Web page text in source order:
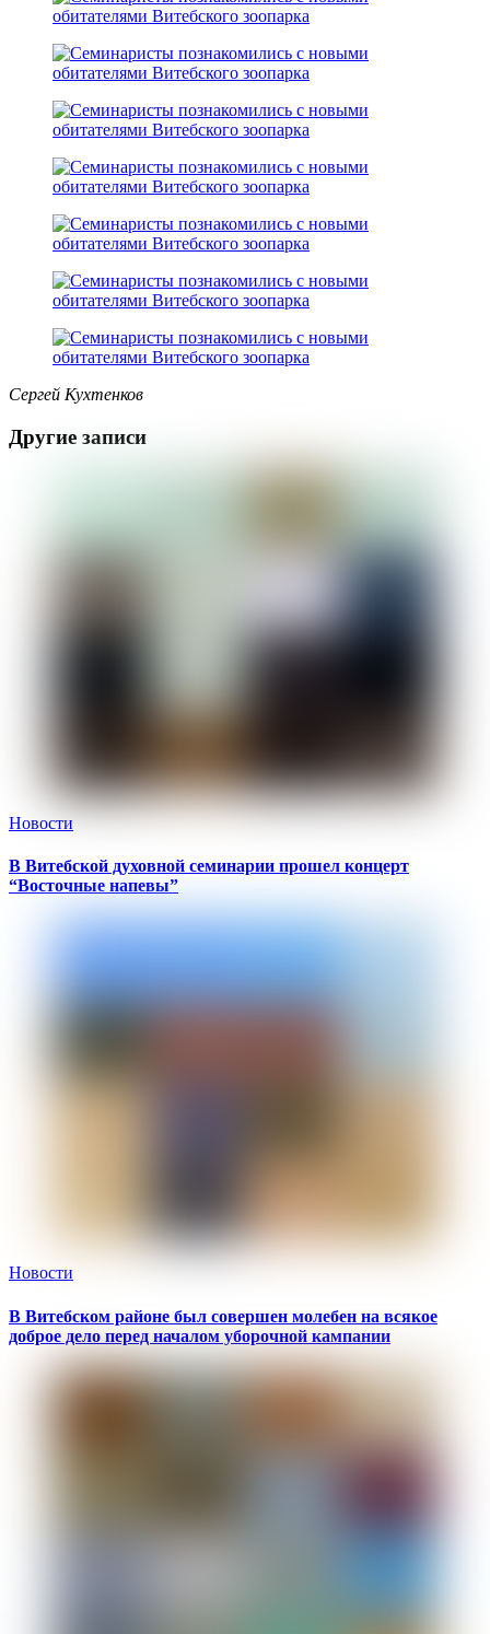
Сергей Кухтенков
Другие записи
Новости
В Витебской духовной семинарии прошел концерт
“Восточные напевы”
Новости
В Витебском районе был совершен молебен на всякое
доброе дело перед началом уборочной кампании